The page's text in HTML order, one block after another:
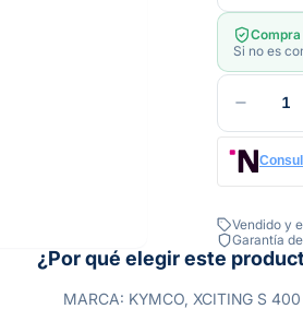
Si no es
1
Vendido y
Garantía
¿Por qué elegir este
MARCA: KYMCO, XCITING S 400